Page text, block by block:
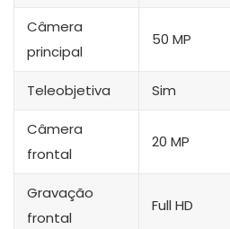
Câmera
principal
50 MP
Teleobjetiva Sim
Câmera
frontal
20 MP
Gravação
frontal
Full HD